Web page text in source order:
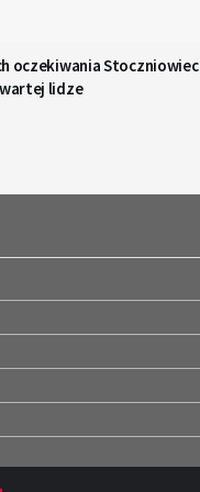
oczekiwania Stoczniowiec
lidze